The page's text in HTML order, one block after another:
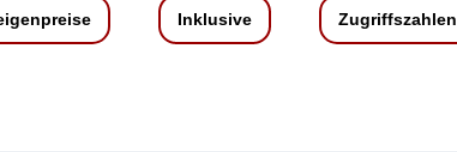
Inklusive Zugriffszahlen